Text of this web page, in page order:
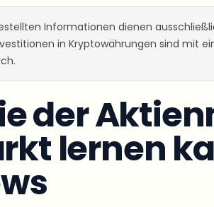
Informationen dienen
in Kryptowährungen sind mit
der
lernen